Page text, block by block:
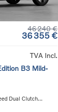
46 240 €
36 355 €
TVA Incl.
B3 Mild-
Dual Clutch